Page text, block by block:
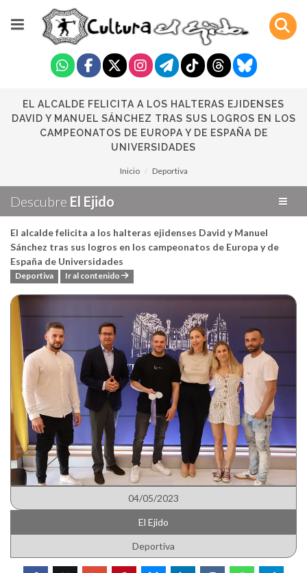
EL ALCALDE FELICITA A LOS HALTERAS EJIDENSES
DAVID Y MANUEL SÁNCHEZ TRAS SUS LOGROS EN LOS
CAMPEONATOS DE EUROPA Y DE ESPAÑA DE
UNIVERSIDADES
Inicio Deportiva
Descubre El Ejido
El alcalde felicita a los halteras ejidenses David y Manuel
Sánchez tras sus logros en los campeonatos de Europa y de
España de Universidades
Deportiva Ir al contenido
04/05/2023
El Ejido
Deportiva